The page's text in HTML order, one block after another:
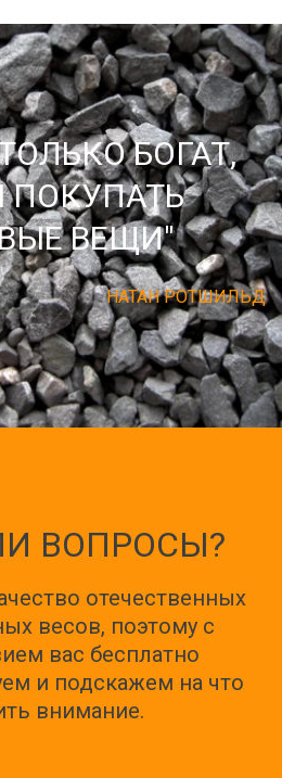
БОГАТ,
ПОКУПАТЬ
ВЕЩИ"
НАТАН РОТШИЛЬД
ВОПРОСЫ?
отечественных
весов, поэтому с
вас бесплатно
и подскажем на что
внимание.